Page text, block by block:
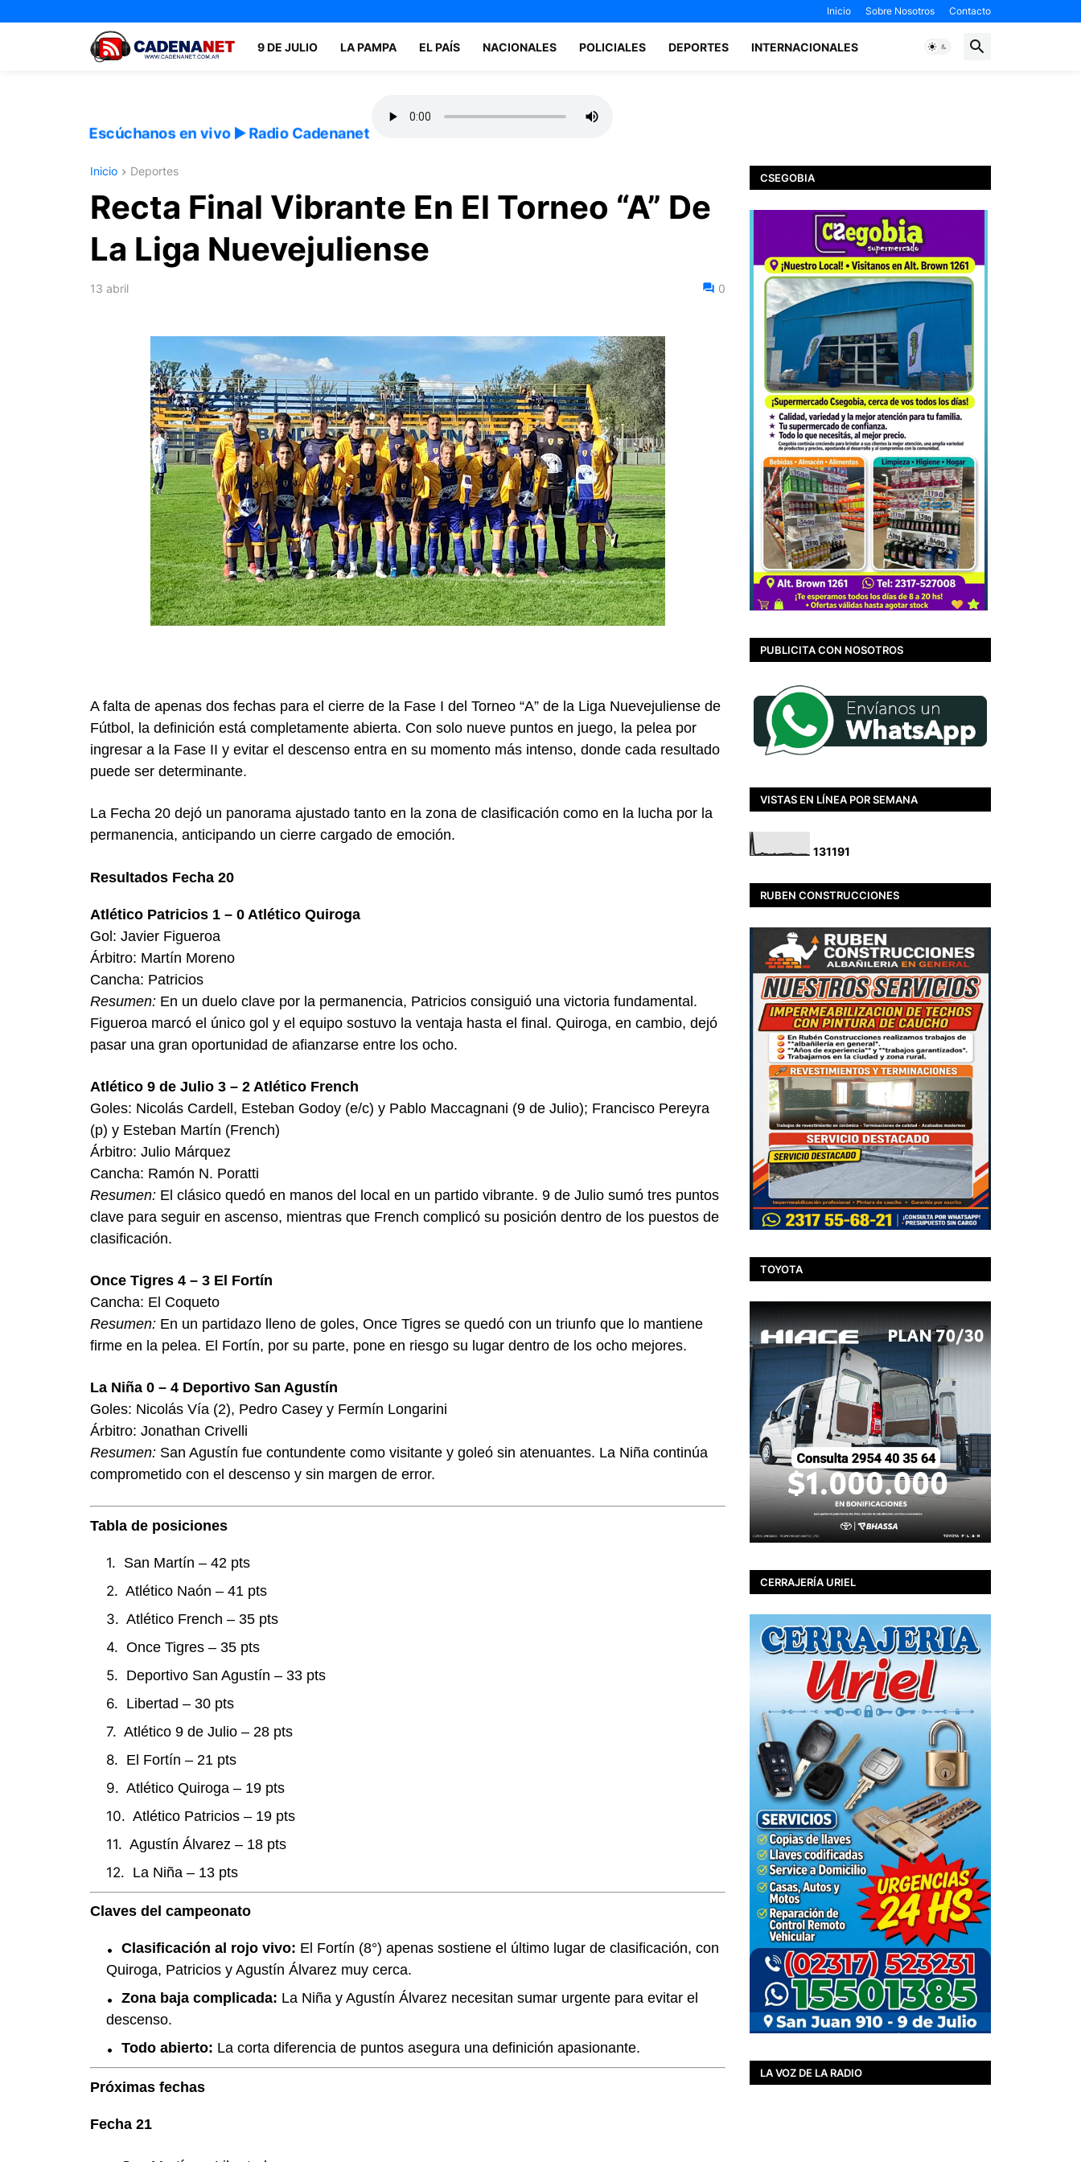
Inicio Sobre Nosotros Contacto
9 DE JULIO LA PAMPA EL PAÍS NACIONALES POLICIALES DEPORTES INTERNACIONALES
Escúchanos en vivo ▶️ Radio Cadenanet
Inicio Deportes
Recta Final Vibrante En El Torneo “A” De
La Liga Nuevejuliense
13 abril 0
A falta de apenas dos fechas para el cierre de la Fase I del Torneo “A” de la Liga Nuevejuliense de
Fútbol, la definición está completamente abierta. Con solo nueve puntos en juego, la pelea por
ingresar a la Fase II y evitar el descenso entra en su momento más intenso, donde cada resultado
puede ser determinante.
La Fecha 20 dejó un panorama ajustado tanto en la zona de clasificación como en la lucha por la
permanencia, anticipando un cierre cargado de emoción.
Resultados Fecha 20
Atlético Patricios 1 – 0 Atlético Quiroga
Gol: Javier Figueroa
Árbitro: Martín Moreno
Cancha: Patricios
Resumen: En un duelo clave por la permanencia, Patricios consiguió una victoria fundamental.
Figueroa marcó el único gol y el equipo sostuvo la ventaja hasta el final. Quiroga, en cambio, dejó
pasar una gran oportunidad de afianzarse entre los ocho.
Atlético 9 de Julio 3 – 2 Atlético French
Goles: Nicolás Cardell, Esteban Godoy (e/c) y Pablo Maccagnani (9 de Julio); Francisco Pereyra
(p) y Esteban Martín (French)
Árbitro: Julio Márquez
Cancha: Ramón N. Poratti
Resumen: El clásico quedó en manos del local en un partido vibrante. 9 de Julio sumó tres puntos
clave para seguir en ascenso, mientras que French complicó su posición dentro de los puestos de
clasificación.
Once Tigres 4 – 3 El Fortín
Cancha: El Coqueto
Resumen: En un partidazo lleno de goles, Once Tigres se quedó con un triunfo que lo mantiene
firme en la pelea. El Fortín, por su parte, pone en riesgo su lugar dentro de los ocho mejores.
La Niña 0 – 4 Deportivo San Agustín
Goles: Nicolás Vía (2), Pedro Casey y Fermín Longarini
Árbitro: Jonathan Crivelli
Resumen: San Agustín fue contundente como visitante y goleó sin atenuantes. La Niña continúa
comprometido con el descenso y sin margen de error.
Tabla de posiciones
San Martín – 42 pts
Atlético Naón – 41 pts
Atlético French – 35 pts
Once Tigres – 35 pts
Deportivo San Agustín – 33 pts
Libertad – 30 pts
Atlético 9 de Julio – 28 pts
El Fortín – 21 pts
Atlético Quiroga – 19 pts
Atlético Patricios – 19 pts
Agustín Álvarez – 18 pts
La Niña – 13 pts
Claves del campeonato
Clasificación al rojo vivo: El Fortín (8°) apenas sostiene el último lugar de clasificación, con
Quiroga, Patricios y Agustín Álvarez muy cerca.
Zona baja complicada: La Niña y Agustín Álvarez necesitan sumar urgente para evitar el
descenso.
Todo abierto: La corta diferencia de puntos asegura una definición apasionante.
Próximas fechas
Fecha 21
CSEGOBIA
PUBLICITA CON NOSOTROS
VISTAS EN LÍNEA POR SEMANA
131191
RUBEN CONSTRUCCIONES
TOYOTA
CERRAJERÍA URIEL
LA VOZ DE LA RADIO